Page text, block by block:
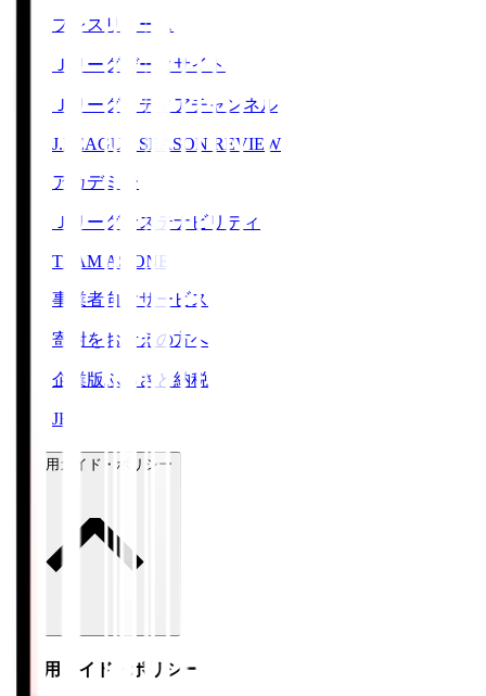
プレスリリース
Ｊリーグデータサイト
Ｊリーグメディアチャンネル
J.LEAGUE SEASON REVIEW
アカデミー
Ｊリーグサステナビリティ
TEAM AS ONE
事業者向けサービス
寄附をお考えの方へ
企業版ふるさと納税
JFA
ご利用ガイド・ポリシー
ご利用ガイド・ポリシー